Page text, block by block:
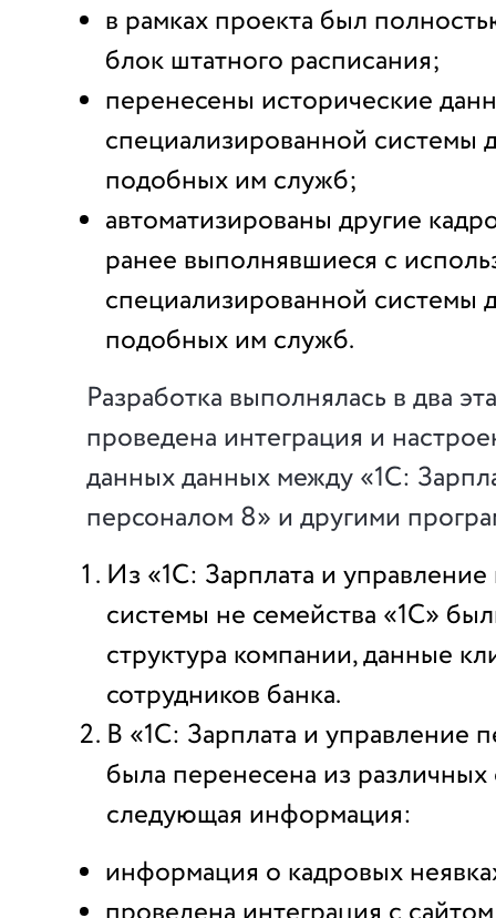
в рамках проекта был
блок штатного расписания;
перенесены исторические
специализированной системы
подобных им служб;
автоматизированы другие
ранее выполнявшиеся с
специализированной системы
подобных им служб.
Разработка выполнялась в два
проведена интеграция и
данных данных между «1С:
персоналом 8» и другими
Из «1С: Зарплата и
системы не семейства «1С»
структура компании, данные
сотрудников банка.
В «1С: Зарплата и управление
была перенесена из различных
следующая информация:
информация о кадровых